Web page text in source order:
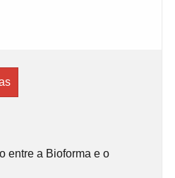
entre a Bioforma e o